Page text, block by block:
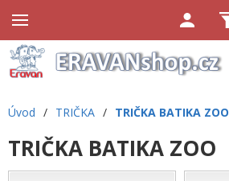
Úvod / TRIČKA / TRIČKA BATIKA ZOO
TRIČKA BATIKA ZOO